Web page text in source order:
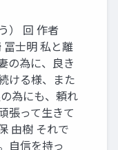
） 回 作者
冨士明 私と離
の為に、良き
ける様、また
為にも、頼れ
張って生きて
由樹 それで
自信を持っ